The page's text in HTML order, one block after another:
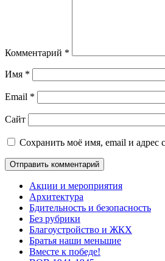
Комментарий *
Имя *
Email *
Сайт
Сохранить моё имя, email и адрес
Акции и мероприятия
Архитектура
Бдительность и безопасность
Без рубрики
Благоустройство и ЖКХ
Братья наши меньшие
Вместе к победе!